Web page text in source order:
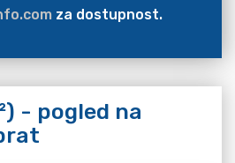
za dostupnost.
- pogled na